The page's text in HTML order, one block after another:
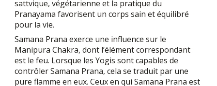
sattvique, végétarienne et la pratique du
Pranayama favorisent un corps sain et équilibré
pour la vie.
Samana Prana exerce une influence sur le
Manipura Chakra, dont l’élément correspondant
est le feu. Lorsque les Yogis sont capables de
contrôler Samana Prana, cela se traduit par une
pure flamme en eux. Ceux en qui Samana Prana est